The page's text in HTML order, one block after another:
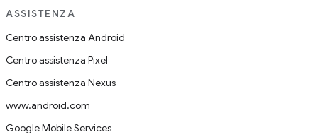
ASSISTENZA
Centro assistenza Android
Centro assistenza Pixel
Centro assistenza Nexus
www.android.com
Google Mobile Services